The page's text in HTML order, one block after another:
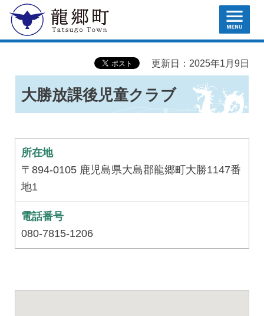
龍郷町 MENU
更新日：2025年1月9日
大勝放課後児童クラブ
所在地
〒894-0105 鹿児島県大島郡龍郷町大勝1147番
地1
電話番号
080-7815-1206